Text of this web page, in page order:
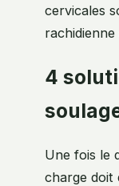
cervicales
4
Une fois le
charge doit